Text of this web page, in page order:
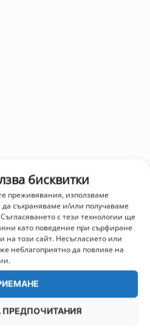
бисквитки
преживявания, използваме
да съхраняваме и/или получаваме
с тези технологии ще
като поведение при сърфиране
този сайт. Несъгласието или
неблагоприятно да повлияе на
ПРЕДПОЧИТАНИЯ